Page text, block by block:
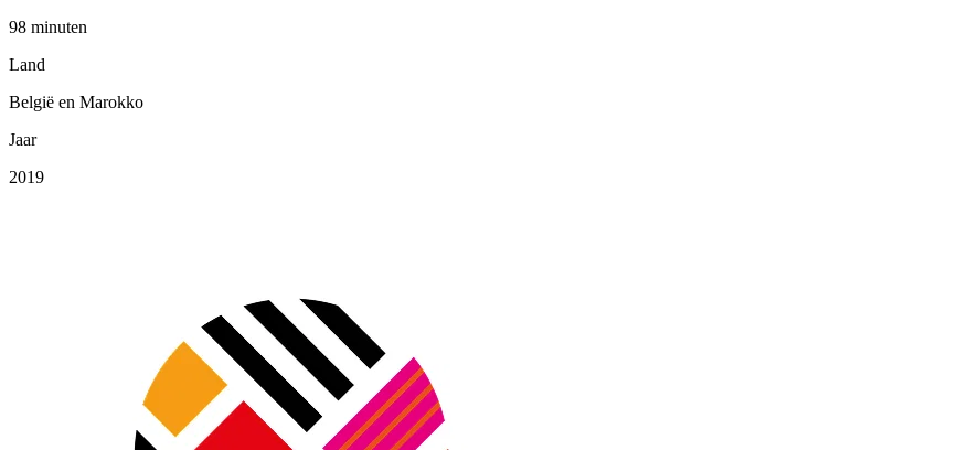
98 minuten
Land
België en Marokko
Jaar
2019